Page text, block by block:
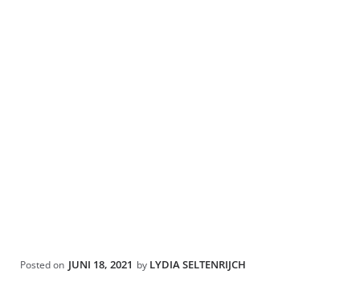
Posted on JUNI 18, 2021 by LYDIA SELTENRIJCH